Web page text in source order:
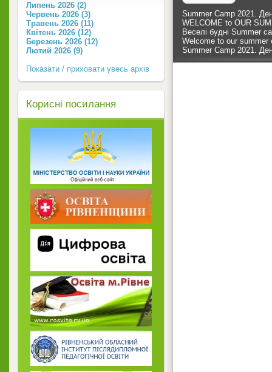
Summer Camp 2021.
WELCOME to OUR
Веселі будні Summer
Welcome to our summer
Summer Camp 2021.
Липень 2026 (2)
Червень 2026 (3)
Травень 2026 (11)
Квітень 2026 (12)
Березень 2026 (12)
Лютий 2026 (9)
Показати / приховати увесь архів
Корисні посилання